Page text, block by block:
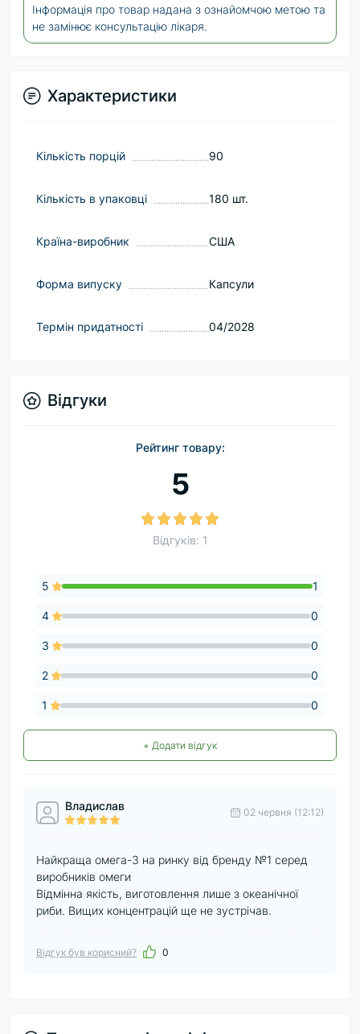
Інформація про товар надана з ознайомчою метою та
не замінює консультацію лікаря.
Характеристики
Кількість порцій 90
Кількість в упаковці 180 шт.
Країна-виробник США
Форма випуску Капсули
Термін придатності 04/2028
Відгуки
Рейтинг товару:
5
Відгуків: 1
5 1
4 0
3 0
2 0
1 0
+ Додати відгук
Владислав 02 червня (12:12)
Найкраща омега-3 на ринку від бренду №1 серед
виробників омеги
Відмінна якість, виготовлення лише з океанічної
риби. Вищих концентрацій ще не зустрічав.
Відгук був корисний? 0